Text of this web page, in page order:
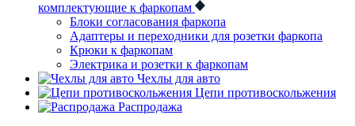
комплектующие к фаркопам
Блоки согласования фаркопа
Адаптеры и переходники для розетки фаркопа
Крюки к фаркопам
Электрика и розетки к фаркопам
Чехлы для авто
Цепи противоскольжения
Распродажа